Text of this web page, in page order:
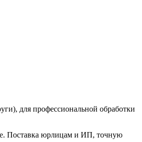
для профессиональной обработки
Поставка юрлицам и ИП, точную